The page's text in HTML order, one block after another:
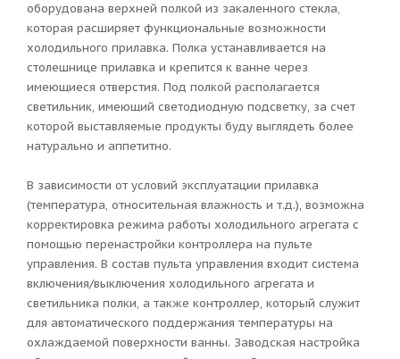
оборудована верхней полкой из закаленного стекла,
которая расширяет функциональные возможности
холодильного прилавка. Полка устанавливается на
столешнице прилавка и крепится к ванне через
имеющиеся отверстия. Под полкой располагается
светильник, имеющий светодиодную подсветку, за счет
которой выставляемые продукты буду выглядеть более
натурально и аппетитно.
В зависимости от условий эксплуатации прилавка
(температура, относительная влажность и т.д.), возможна
корректировка режима работы холодильного агрегата с
помощью перенастройки контроллера на пульте
управления. В состав пульта управления входит система
включения/выключения холодильного агрегата и
светильника полки, а также контроллер, который служит
для автоматического поддержания температуры на
охлаждаемой поверхности ванны. Заводская настройка